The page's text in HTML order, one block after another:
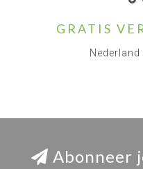
GRATIS
Nederland
Abonneer